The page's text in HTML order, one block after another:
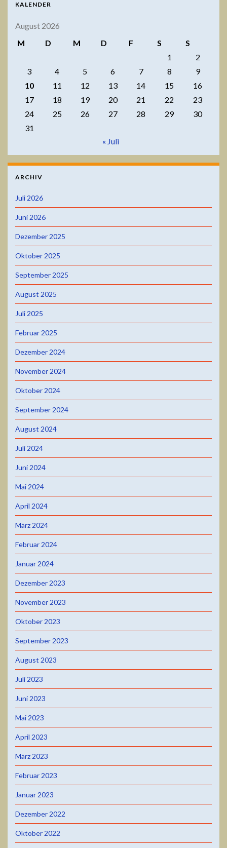
KALENDER
August 2026
M
D M D F S
S
1
2
3
4 5 6 7 8
9
10
11 12 13 14 15
16
17
18 19 20 21 22
23
24
25 26 27 28 29
30
31
« Juli
ARCHIV
Juli 2026
Juni 2026
Dezember 2025
Oktober 2025
September 2025
August 2025
Juli 2025
Februar 2025
Dezember 2024
November 2024
Oktober 2024
September 2024
August 2024
Juli 2024
Juni 2024
Mai 2024
April 2024
März 2024
Februar 2024
Januar 2024
Dezember 2023
November 2023
Oktober 2023
September 2023
August 2023
Juli 2023
Juni 2023
Mai 2023
April 2023
März 2023
Februar 2023
Januar 2023
Dezember 2022
Oktober 2022